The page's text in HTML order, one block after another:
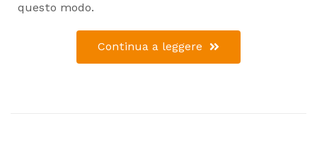
questo modo.
Continua a leggere